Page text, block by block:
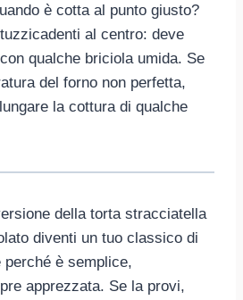
è cotta al punto giusto?
al centro: deve
qualche briciola umida. Se
del forno non perfetta,
la cottura di qualche
della torta stracciatella
diventi un tuo classico di
è semplice,
apprezzata. Se la provi,